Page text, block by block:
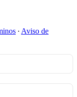
∙ Aviso de